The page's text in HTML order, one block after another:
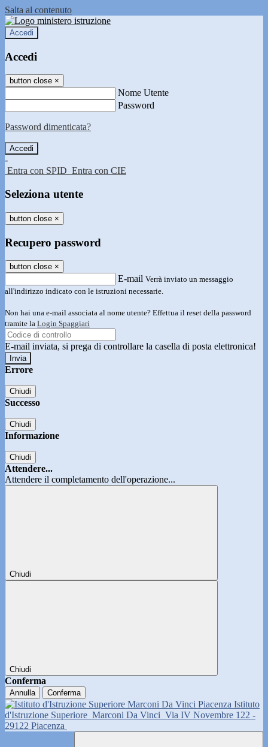
Salta al contenuto
Accedi
Accedi
button close ×
Nome Utente
Password
Password dimenticata?
-
Entra con SPID Entra con CIE
Seleziona utente
button close ×
Recupero password
button close ×
E-mail Verrà inviato un messaggio
all'indirizzo indicato con le istruzioni necessarie.
Non hai una e-mail associata al nome utente? Effettua il reset della password
tramite la Login Spaggiari
E-mail inviata, si prega di controllare la casella di posta elettronica!
Errore
Chiudi
Successo
Chiudi
Informazione
Chiudi
Attendere...
Attendere il completamento dell'operazione...
Chiudi
Chiudi
Conferma
Annulla Conferma
Istituto
d'Istruzione Superiore Marconi Da Vinci Via IV Novembre 122 -
29122 Piacenza